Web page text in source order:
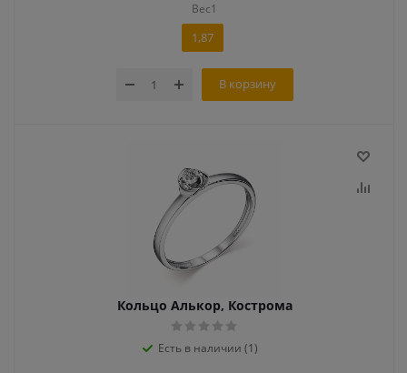
Вес1
1,87
В корзину
Кольцо Алькор, Кострома
Есть в наличии (1)